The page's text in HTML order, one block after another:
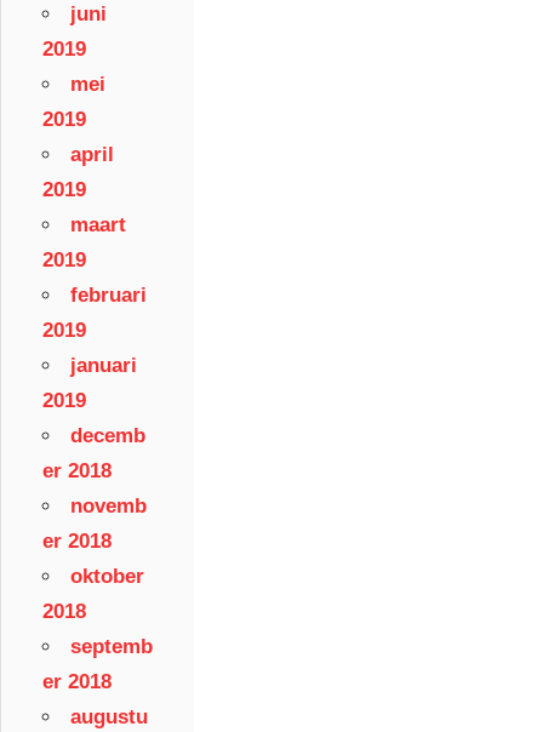
juni
2019
mei
2019
april
2019
maart
2019
februari
2019
januari
2019
decemb
er 2018
novemb
er 2018
oktober
2018
septemb
er 2018
augustu